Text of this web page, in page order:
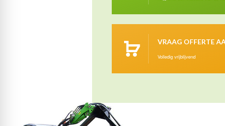
VRAAG OFFERTE
Volledig vrijblijvend